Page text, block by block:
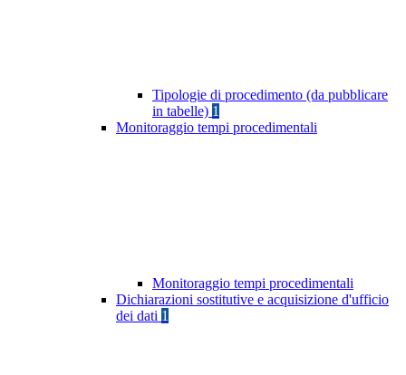
Tipologie di procedimento (da pubblicare
in tabelle) 1
Monitoraggio tempi procedimentali
Monitoraggio tempi procedimentali
Dichiarazioni sostitutive e acquisizione d'ufficio
dei dati 1